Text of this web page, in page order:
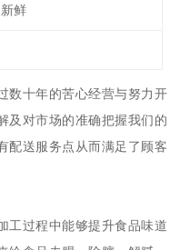
鲜
数十年的苦心经营与努力开
及对市场的准确把握我们的
配送服务点从而满足了顾客
工过程中能够提升食品味道